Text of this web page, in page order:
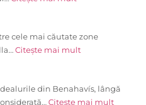
cele mai căutate zone
Citește mai mult
din Benahavís, lângă
Citește mai mult